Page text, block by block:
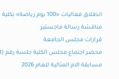
انطلاق فعاليات «100 يوم رياضة» بكلية الزراعة بجامعة قنا
مناقشة رسالة ماجستير
قرارات مجلس الجامعة
محضر اجتماع مجلس الكلية جلسة رقم (168 )
مسابقة الام المثالية للعام 2026